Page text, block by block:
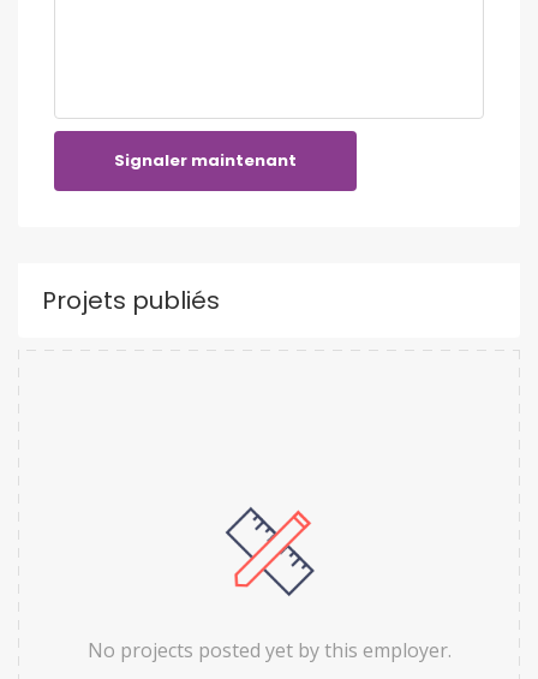
Signaler maintenant
Projets publiés
No projects posted yet by this employer.